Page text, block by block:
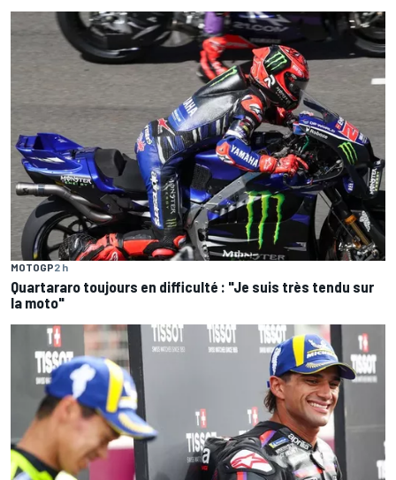
MOTOGP2 h
Quartararo toujours en difficulté : "Je suis très tendu sur
la moto"